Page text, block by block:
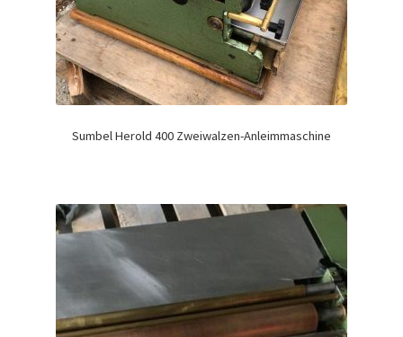
Sumbel Herold 400 Zweiwalzen-Anleimmaschine